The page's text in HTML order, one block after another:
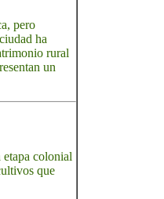
pero
ha
rural
un
colonial
que